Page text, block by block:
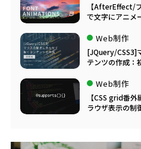
【AfterEffect/
で文字にアニメ
Web制作
[JQuery/CSS3]
テンツの作成：
Web制作
【CSS grid番
ラウザ表示の制